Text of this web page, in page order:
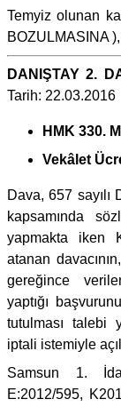
Temyiz olunan
BOZULMASINA
DANIŞTAY 2.
Tarih: 22.03.2016
HMK 330.
Vekâlet
Dava, 657 sayılı
kapsamında
yapmakta iken
atanan
gereğince
yaptığı
tutulması talebi
iptali istemiyle
Samsun 1.
E:2012/595,